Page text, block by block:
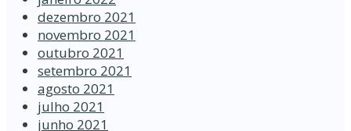
dezembro 2021
novembro 2021
outubro 2021
setembro 2021
agosto 2021
julho 2021
junho 2021